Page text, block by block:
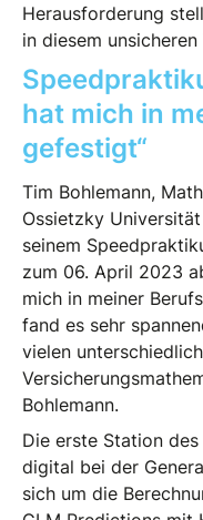
Herausforderung
in diesem
hat mich in
gefestigt“
Tim Bohlemann,
Ossietzky
seinem
zum 06. April 2023
mich in meiner
fand es sehr
vielen
Bohlemann.
Die erste Station
digital bei der
sich um die